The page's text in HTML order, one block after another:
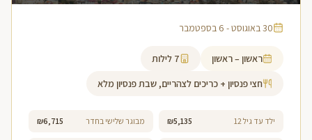
30 באוגוסט - 6 בספטמבר
ראשון – ראשון 7 לילות
חצי פנסיון + כריכים לצהריים, שבת פנסיון מלא
ילד עד גיל 12 ₪5,135 מבוגר שלישי בחדר ₪6,715